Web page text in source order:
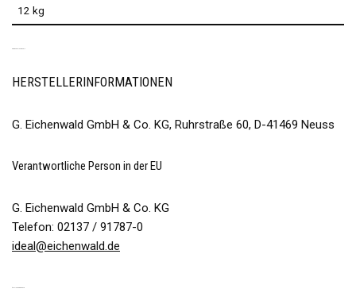
12 kg
HERSTELLERINFORMATIONEN
G. Eichenwald GmbH & Co. KG, Ruhrstraße 60, D-41469 Neuss
Verantwortliche Person in der EU
G. Eichenwald GmbH & Co. KG
Telefon: 02137 / 91787-0
ideal@eichenwald.de